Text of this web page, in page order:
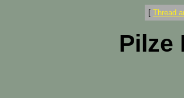
[ Thread
Pilze